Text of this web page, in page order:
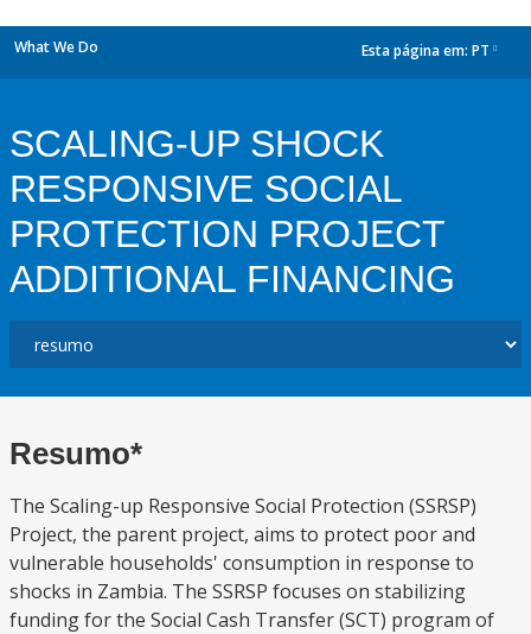
What We Do Esta página em: PT
SCALING-UP SHOCK
RESPONSIVE SOCIAL
PROTECTION PROJECT
ADDITIONAL FINANCING
Resumo*
The Scaling-up Responsive Social Protection (SSRSP)
Project, the parent project, aims to protect poor and
vulnerable households' consumption in response to
shocks in Zambia. The SSRSP focuses on stabilizing
funding for the Social Cash Transfer (SCT) program of